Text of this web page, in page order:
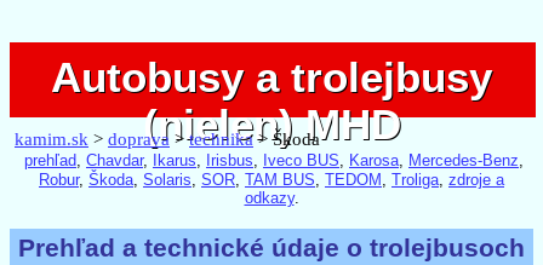
Autobusy a trolejbusy
(nielen) MHD
Autobusy a trolejbusy
(nielen) MHD
kamim.sk > doprava >technika> Škoda
prehľad, Chavdar, Ikarus, Irisbus, Iveco BUS, Karosa, Mercedes-Benz,
Robur, Škoda, Solaris, SOR, TAM BUS, TEDOM , Troliga, zdroje a
odkazy.
Prehľad a technické údaje o trolejbusoch